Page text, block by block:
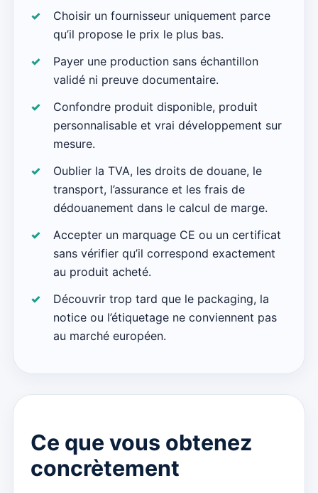
Choisir un fournisseur uniquement parce
qu’il propose le prix le plus bas.
Payer une production sans échantillon
validé ni preuve documentaire.
Confondre produit disponible, produit
personnalisable et vrai développement sur
mesure.
Oublier la TVA, les droits de douane, le
transport, l’assurance et les frais de
dédouanement dans le calcul de marge.
Accepter un marquage CE ou un certificat
sans vérifier qu’il correspond exactement
au produit acheté.
Découvrir trop tard que le packaging, la
notice ou l’étiquetage ne conviennent pas
au marché européen.
Ce que vous obtenez
concrètement